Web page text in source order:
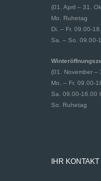
(01. April – 31.
Mo. Ruhetag
Di. – Fr. 09.00-
Sa. – So. 09.00-
(01. November –
Mo. – Fr. 09.00-
Sa. 09.00-16.00
So. Ruhetag
IHR